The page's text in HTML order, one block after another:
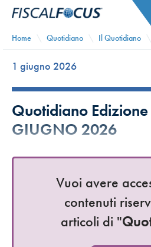
Home Quotidiano Il Quotidiano
1 giugno 2026
Quotidiano Edizione
GIUGNO 2026
Vuoi avere
contenuti
articoli di "